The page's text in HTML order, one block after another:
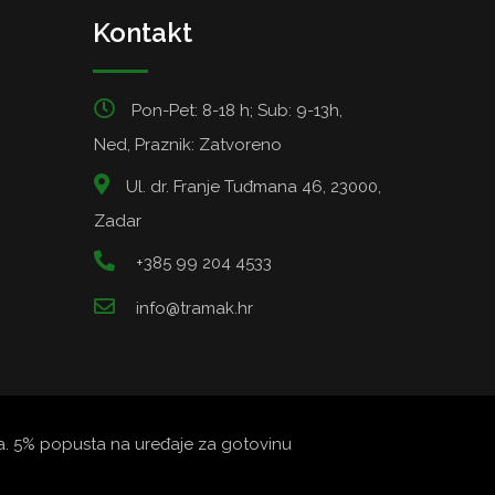
Kontakt
Pon-Pet: 8-18 h; Sub: 9-13h,
Ned, Praznik: Zatvoreno
Ul. dr. Franje Tuđmana 46, 23000,
Zadar
+385 99 204 4533
info@tramak.hr
5% popusta na uređaje za gotovinu